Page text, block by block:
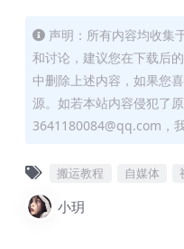
声明：所有内容均收集
和讨论，建议您在下载后
中删除上述内容，如果您
源。如若本站内容侵犯了
3641180084@qq.com，
搬运教程 自媒体
小玥